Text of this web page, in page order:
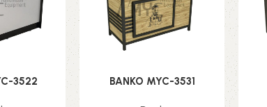
3522 BANKO MYC-3531